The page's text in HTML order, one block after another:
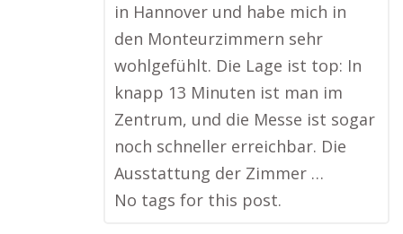
in Hannover und habe mich in
den Monteurzimmern sehr
wohlgefühlt. Die Lage ist top: In
knapp 13 Minuten ist man im
Zentrum, und die Messe ist sogar
noch schneller erreichbar. Die
Ausstattung der Zimmer …
No tags for this post.